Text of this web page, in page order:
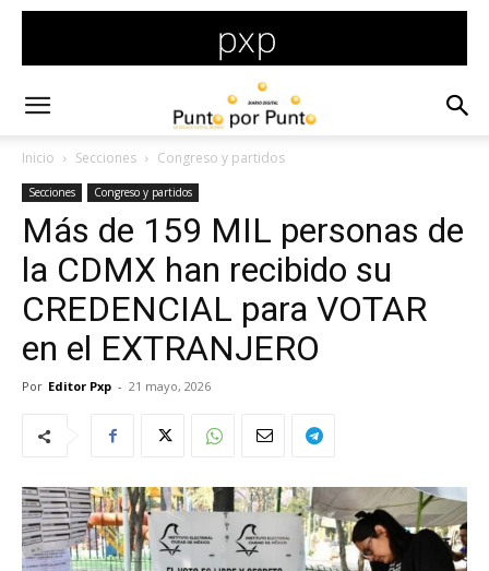
Inicio Secciones Congreso y partidos
Secciones Congreso y partidos
Más de 159 MIL personas de
la CDMX han recibido su
CREDENCIAL para VOTAR
en el EXTRANJERO
Por Editor Pxp - 21 mayo, 2026